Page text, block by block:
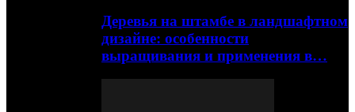
Деревья на штамбе в ландшафтном
дизайне: особенности
выращивания и применения в…